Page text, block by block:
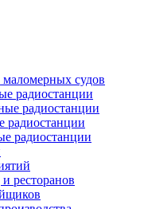
маломерных судов
радиостанции
радиостанции
радиостанции
радиостанции
ресторанов